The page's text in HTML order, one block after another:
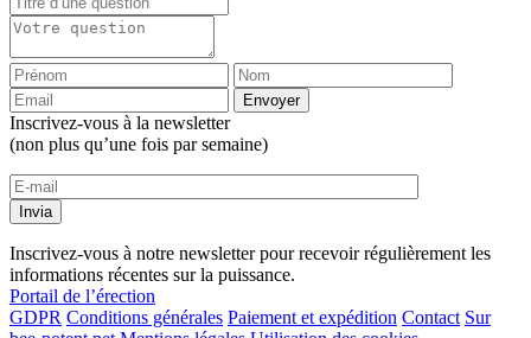
Inscrivez-vous à la newsletter
(non plus qu’une fois par semaine)
Inscrivez-vous à notre newsletter pour recevoir régulièrement les
informations récentes sur la puissance.
Portail de l’érection
GDPR Conditions générales Paiement et expédition Contact Sur